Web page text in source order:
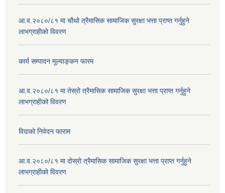
आ.व.२०८०/८१ मा चौथो त्रैमासिक सामाजिक सुरक्षा भत्ता प्राप्त गर्नुहुने
लाभग्राहीको विवरण
कार्य सम्पादन मूल्याङ्कन फारम
आ.व.२०८०/८१ मा तेस्रो त्रैमासिक सामाजिक सुरक्षा भत्ता प्राप्त गर्नुहुने
लाभग्राहीको विवरण
विदाको निवेदन फाराम
आ.व.२०८०/८१ मा दोस्रो त्रैमासिक सामाजिक सुरक्षा भत्ता प्राप्त गर्नुहुने
लाभग्राहीको विवरण